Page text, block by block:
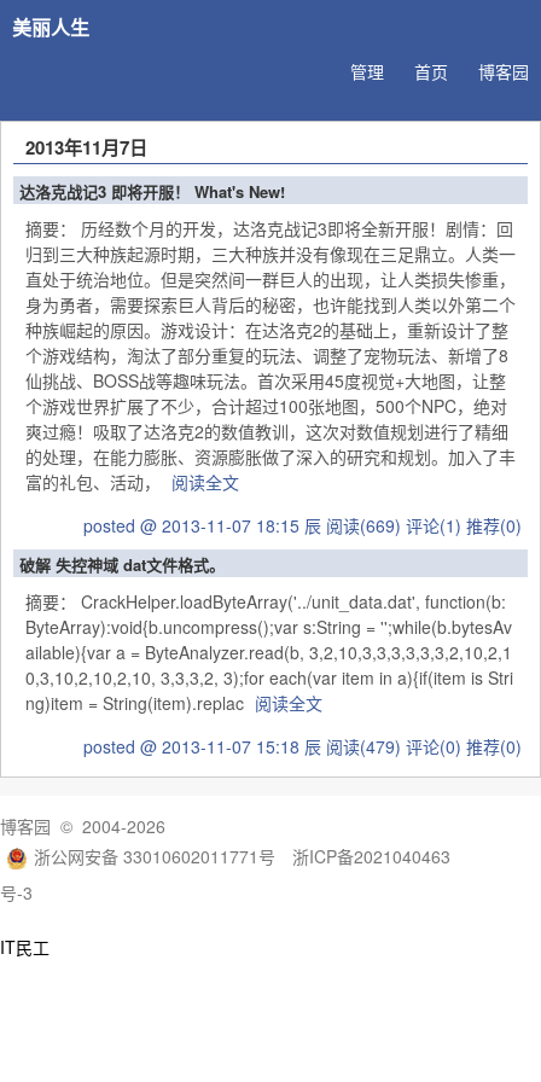
美丽人生
博客园
首页
管理
2013年11月7日
达洛克战记3 即将开服！ What's New!
摘要： 历经数个月的开发，达洛克战记3即将全新开服！剧情：回
归到三大种族起源时期，三大种族并没有像现在三足鼎立。人类一
直处于统治地位。但是突然间一群巨人的出现，让人类损失惨重，
身为勇者，需要探索巨人背后的秘密，也许能找到人类以外第二个
种族崛起的原因。游戏设计：在达洛克2的基础上，重新设计了整
个游戏结构，淘汰了部分重复的玩法、调整了宠物玩法、新增了8
仙挑战、BOSS战等趣味玩法。首次采用45度视觉+大地图，让整
个游戏世界扩展了不少，合计超过100张地图，500个NPC，绝对
爽过瘾！吸取了达洛克2的数值教训，这次对数值规划进行了精细
的处理，在能力膨胀、资源膨胀做了深入的研究和规划。加入了丰
富的礼包、活动，
阅读全文
posted @ 2013-11-07 18:15 辰 阅读(669) 评论(1) 推荐(0)
破解 失控神域 dat文件格式。
摘要： CrackHelper.loadByteArray('../unit_data.dat', function(b:
ByteArray):void{b.uncompress();var s:String = '';while(b.bytesAv
ailable){var a = ByteAnalyzer.read(b, 3,2,10,3,3,3,3,3,3,2,10,2,1
0,3,10,2,10,2,10, 3,3,3,2, 3);for each(var item in a){if(item is Stri
ng)item = String(item).replac 阅读全文
posted @ 2013-11-07 15:18 辰 阅读(479) 评论(0) 推荐(0)
博客园 © 2004-2026
浙公网安备 33010602011771号
浙ICP备2021040463
号-3
IT民工